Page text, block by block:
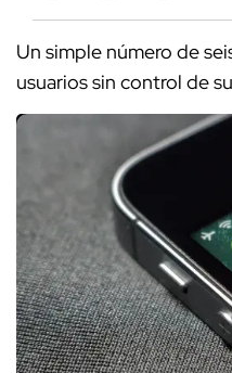
Un simple número de
usuarios sin control de